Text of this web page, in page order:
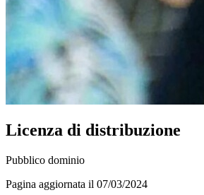
Licenza di distribuzione
Pubblico dominio
Pagina aggiornata il 07/03/2024